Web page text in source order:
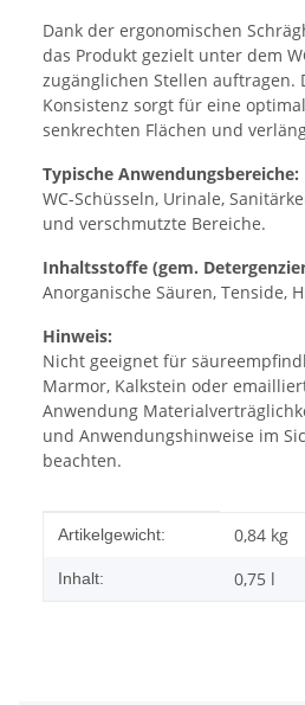
Dank der ergonomischen
das Produkt gezielt unter dem
zugänglichen Stellen auftragen.
Konsistenz sorgt für eine
senkrechten Flächen und
Typische Anwendungsbereiche:
WC-Schüsseln, Urinale,
und verschmutzte Bereiche.
Inhaltsstoffe (gem.
Anorganische Säuren, Tenside,
Hinweis:
Nicht geeignet für
Marmor, Kalkstein oder
Anwendung
und Anwendungshinweise im
beachten.
Produkteigenschaft
Wert
Artikelgewicht: 0,84 kg
Inhalt: 0,75 l